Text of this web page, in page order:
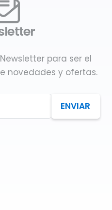
para ser el
novedades y ofertas.
ENVIAR